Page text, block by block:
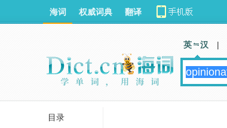
海词 权威词典 翻译
英 汉 |
目录